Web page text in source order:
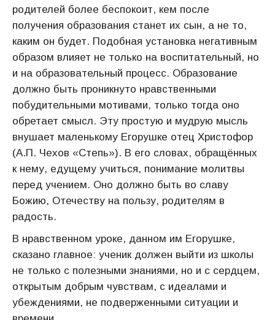
родителей более беспокоит, кем после
получения образования станет их сын, а не то,
каким он будет. Подобная установка негативным
образом влияет не только на воспитательный, но
и на образовательный процесс. Образование
должно быть проникнуто нравственными
побудительными мотивами, только тогда оно
обретает смысл. Эту простую и мудрую мысль
внушает маленькому Егорушке отец Христофор
(А.П. Чехов «Степь»). В его словах, обращённых
к нему, едущему учиться, понимание молитвы
перед учением. Оно должно быть во славу
Божию, Отечеству на пользу, родителям в
радость.
В нравственном уроке, данном им Егорушке,
сказано главное: ученик должен выйти из школы
не только с полезными знаниями, но и с сердцем,
открытым добрым чувствам, с идеалами и
убеждениями, не подверженными ситуации и